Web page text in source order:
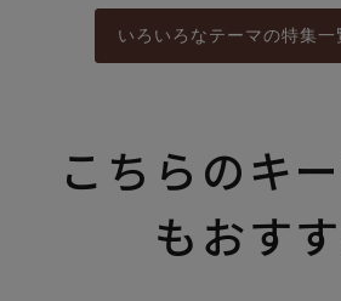
いろいろなテーマの特集
こちらのキ
もおす